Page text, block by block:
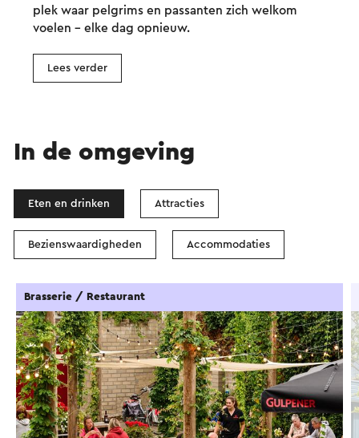
plek waar pelgrims en passanten zich welkom
voelen – elke dag opnieuw.
Lees verder
In de omgeving
Eten en drinken Attracties
Bezienswaardigheden Accommodaties
Brasserie / Restaurant